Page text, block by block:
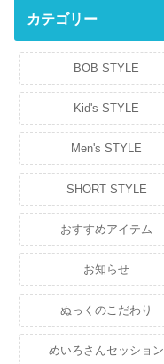
カテゴリー
BOB STYLE
Kid's STYLE
Men's STYLE
SHORT STYLE
おすすめアイテム
お知らせ
ぬっくのこだわり
めいろさんセッション